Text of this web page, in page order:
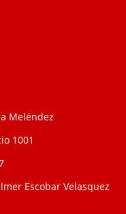
Meléndez
1001
Escobar Velasquez